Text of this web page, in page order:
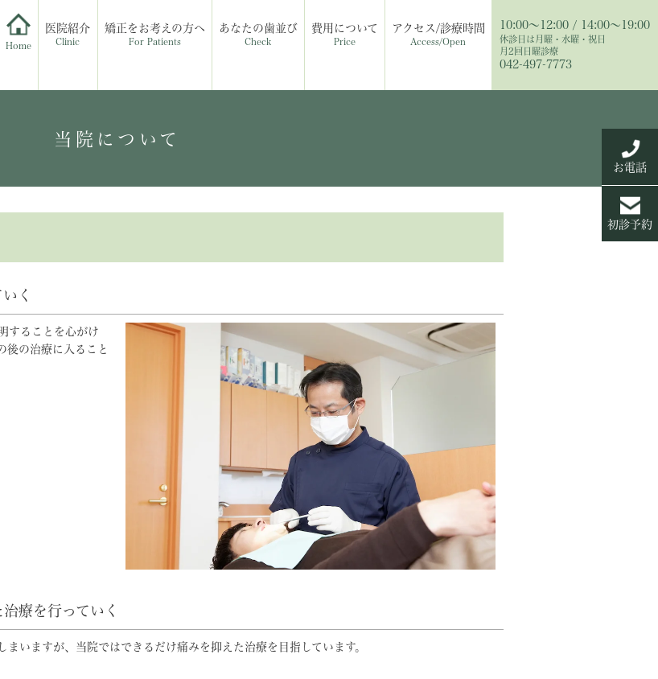
Home
医院紹介
Clinic
矯正をお考えの方へ
For Patients
あなたの歯並び
Check
費用について
Price
アクセス/診療時間
Access/Open
10:00〜12:00 / 14:00〜19:00
休診日は月曜・水曜・祝日
月2回日曜診療
042-497-7773
当院について
く
することを心がけ
後の治療に入ること
療を行っていく
いますが、当院ではできるだけ痛みを抑えた治療を目指しています。
お電話
初診予約